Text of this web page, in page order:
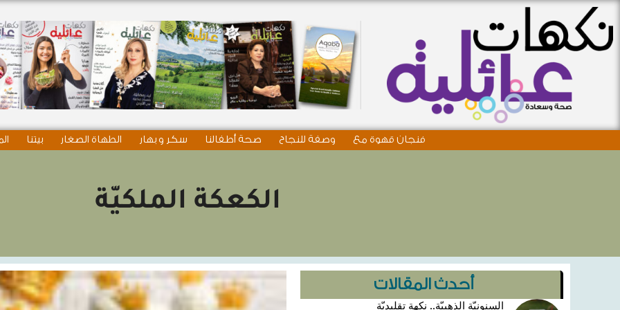
فنجان قهوة مع وصفة للنجاح صحة أطفالنا سكر و بهار الطهاة الصغار بيتنا
الكعكة الملكيّة
أحدث المقالات
السنونيّة الذهبيّة.. نكهة تقليديّة